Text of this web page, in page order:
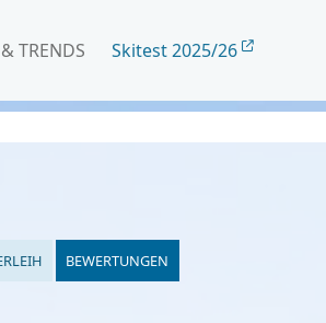
TRENDS Skitest 2025/26
BEWERTUNGEN